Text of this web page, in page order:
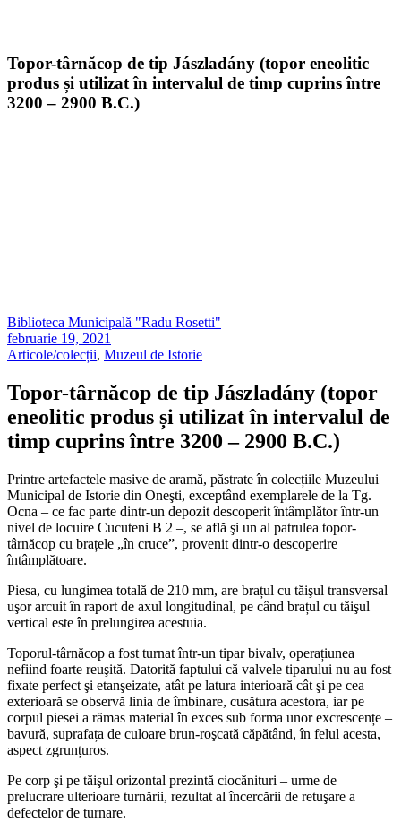
Topor-târnăcop de tip Jászladány (topor eneolitic
produs și utilizat în intervalul de timp cuprins între
3200 – 2900 B.C.)
Biblioteca Municipală "Radu Rosetti"
februarie 19, 2021
Articole/colecții, Muzeul de Istorie
Topor-târnăcop de tip Jászladány (topor
eneolitic produs și utilizat în intervalul de
timp cuprins între 3200 – 2900 B.C.)
Printre artefactele masive de aramă, păstrate în colecțiile Muzeului
Municipal de Istorie din Oneşti, exceptând exemplarele de la Tg.
Ocna – ce fac parte dintr-un depozit descoperit întâmplător într-un
nivel de locuire Cucuteni B 2 –, se află şi un al patrulea topor-
târnăcop cu brațele „în cruce”, provenit dintr-o descoperire
întâmplătoare.
Piesa, cu lungimea totală de 210 mm, are brațul cu tăişul transversal
uşor arcuit în raport de axul longitudinal, pe când brațul cu tăişul
vertical este în prelungirea acestuia.
Toporul-târnăcop a fost turnat într-un tipar bivalv, operațiunea
nefiind foarte reuşită. Datorită faptului că valvele tiparului nu au fost
fixate perfect şi etanşeizate, atât pe latura interioară cât şi pe cea
exterioară se observă linia de îmbinare, cusătura acestora, iar pe
corpul piesei a rămas material în exces sub forma unor excrescențe –
bavură, suprafața de culoare brun-roşcată căpătând, în felul acesta,
aspect zgrunțuros.
Pe corp şi pe tăişul orizontal prezintă ciocănituri – urme de
prelucrare ulterioare turnării, rezultat al încercării de retuşare a
defectelor de turnare.